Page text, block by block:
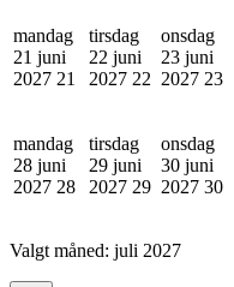
mandag
21 juni
2027 21
tirsdag
22 juni
2027 22
onsdag
23 juni
2027 23
mandag
28 juni
2027 28
tirsdag
29 juni
2027 29
onsdag
30 juni
2027 30
Valgt måned: juli 2027